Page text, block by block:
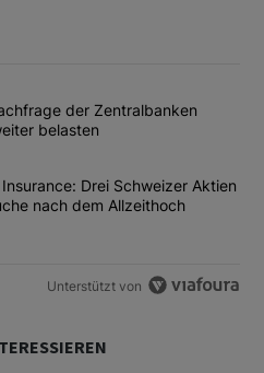
am meisten kommentierten
"Unerwartet tiefe Nachfrage der
der Zentralbanken
belasten
"ABB, UBS, Zurich Insurance:
Drei Schweizer Aktien
nach dem Allzeithoch
Unterstützt von